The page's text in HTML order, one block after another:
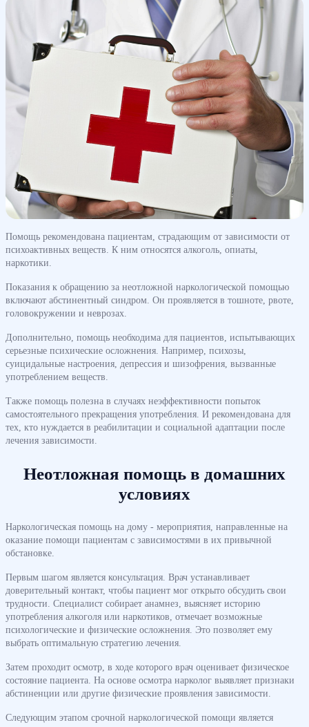
Помощь рекомендована пациентам, страдающим от зависимости от
психоактивных веществ. К ним относятся алкоголь, опиаты,
наркотики.
Показания к обращению за неотложной наркологической помощью
включают абстинентный синдром. Он проявляется в тошноте, рвоте,
головокружении и неврозах.
Дополнительно, помощь необходима для пациентов, испытывающих
серьезные психические осложнения. Например, психозы,
суицидальные настроения, депрессия и шизофрения, вызванные
употреблением веществ.
Также помощь полезна в случаях неэффективности попыток
самостоятельного прекращения употребления. И рекомендована для
тех, кто нуждается в реабилитации и социальной адаптации после
лечения зависимости.
Неотложная помощь в домашних
условиях
Наркологическая помощь на дому - мероприятия, направленные на
оказание помощи пациентам с зависимостями в их привычной
обстановке.
Первым шагом является консультация. Врач устанавливает
доверительный контакт, чтобы пациент мог открыто обсудить свои
трудности. Специалист собирает анамнез, выясняет историю
употребления алкоголя или наркотиков, отмечает возможные
психологические и физические осложнения. Это позволяет ему
выбрать оптимальную стратегию лечения.
Затем проходит осмотр, в ходе которого врач оценивает физическое
состояние пациента. На основе осмотра нарколог выявляет признаки
абстиненции или другие физические проявления зависимости.
Следующим этапом срочной наркологической помощи является